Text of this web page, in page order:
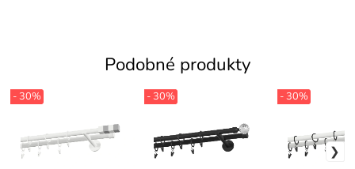
Podobné produkty
- 30% - 30% - 30%